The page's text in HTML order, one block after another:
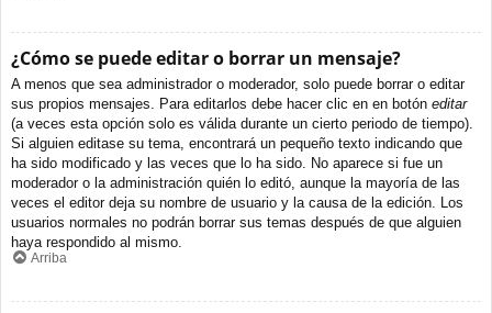
¿Cómo se puede editar o borrar un mensaje?
A menos que sea administrador o moderador, solo puede borrar o editar
sus propios mensajes. Para editarlos debe hacer clic en en botón editar
(a veces esta opción solo es válida durante un cierto periodo de tiempo).
Si alguien editase su tema, encontrará un pequeño texto indicando que
ha sido modificado y las veces que lo ha sido. No aparece si fue un
moderador o la administración quién lo editó, aunque la mayoría de las
veces el editor deja su nombre de usuario y la causa de la edición. Los
usuarios normales no podrán borrar sus temas después de que alguien
haya respondido al mismo.
Arriba